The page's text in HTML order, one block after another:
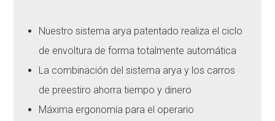
Nuestro sistema arya patentado realiza el ciclo
de envoltura de forma totalmente automática
La combinación del sistema arya y los carros
de preestiro ahorra tiempo y dinero
Máxima ergonomía para el operario